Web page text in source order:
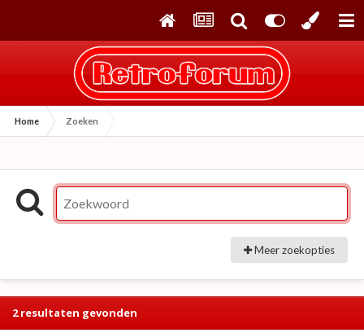
Home Zoeken
Meer zoekopties
2 resultaten gevonden